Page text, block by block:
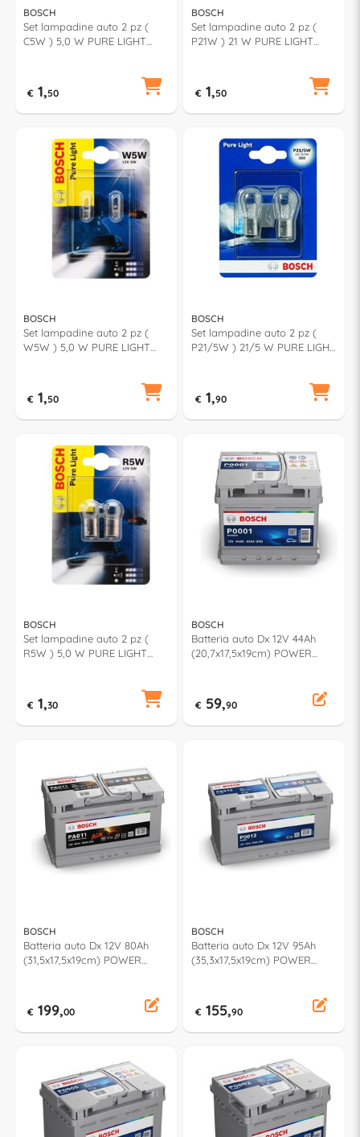
BOSCH
Set lampadine auto 2 pz (
C5W ) 5,0 W PURE LIGHT
€ 1,50
BOSCH
Set lampadine auto 2 pz (
P21W ) 21 W PURE LIGHT
€ 1,50
BOSCH
Set lampadine auto 2 pz (
W5W ) 5,0 W PURE LIGHT
€ 1,50
BOSCH
Set lampadine auto 2 pz (
P21/5W ) 21/5 W PURE LIGHT
€ 1,90
BOSCH
Set lampadine auto 2 pz (
R5W ) 5,0 W PURE LIGHT
€ 1,30
BOSCH
Batteria auto Dx 12V 44Ah
(20,7x17,5x19cm) POWER
€ 59,90
BOSCH
Batteria auto Dx 12V 80Ah
(31,5x17,5x19cm) POWER
€ 199,00
BOSCH
Batteria auto Dx 12V 95Ah
(35,3x17,5x19cm) POWER
€ 155,90